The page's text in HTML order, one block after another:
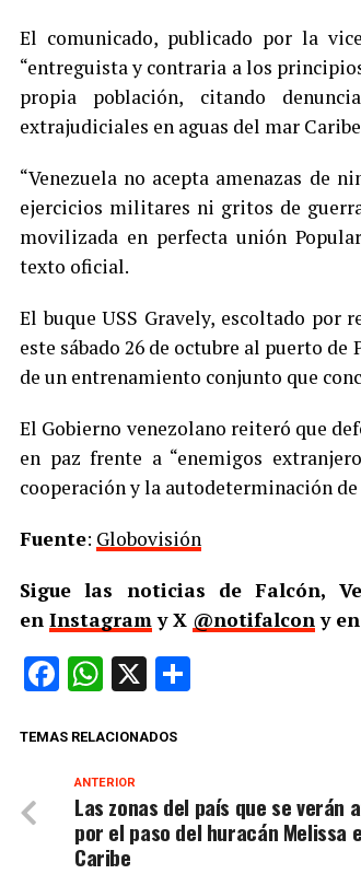
El comunicado, publicado por la
“entreguista y contraria a los
propia población, citando
extrajudiciales en aguas del mar
“Venezuela no acepta amenazas de
ejercicios militares ni gritos de
movilizada en perfecta unión
texto oficial.
El buque USS Gravely, escoltado por
este sábado 26 de octubre al puerto
de un entrenamiento conjunto que
El Gobierno venezolano reiteró que
en paz frente a “enemigos
cooperación y la autodeterminación
Fuente: Globovisión
Sigue las noticias de Falcón,
en Instagramy X @notifalcony
Facebook
WhatsApp
X
TEMAS RELACIONADOS
ANTERIOR
Las zonas del país que se verán
por el paso del huracán Melissa
Caribe